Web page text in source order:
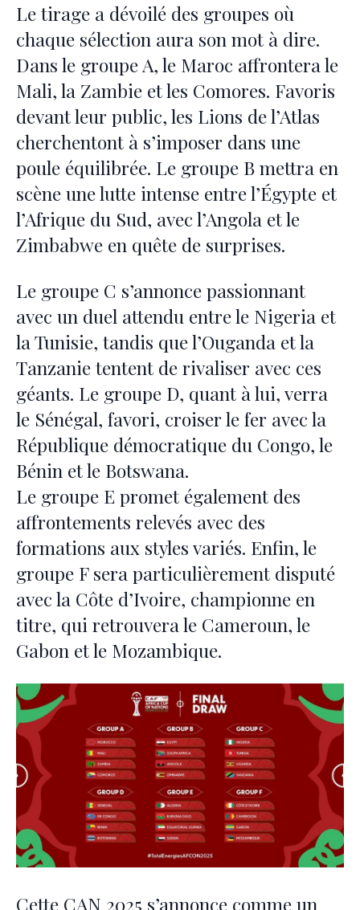
Le tirage a dévoilé des groupes où
chaque sélection aura son mot à dire.
Dans le groupe A, le Maroc affrontera le
Mali, la Zambie et les Comores. Favoris
devant leur public, les Lions de l’Atlas
cherchentont à s’imposer dans une
poule équilibrée. Le groupe B mettra en
scène une lutte intense entre l’Égypte et
l’Afrique du Sud, avec l’Angola et le
Zimbabwe en quête de surprises.
Le groupe C s’annonce passionnant
avec un duel attendu entre le Nigeria et
la Tunisie, tandis que l’Ouganda et la
Tanzanie tentent de rivaliser avec ces
géants. Le groupe D, quant à lui, verra
le Sénégal, favori, croiser le fer avec la
République démocratique du Congo, le
Bénin et le Botswana.
Le groupe E promet également des
affrontements relevés avec des
formations aux styles variés. Enfin, le
groupe F sera particulièrement disputé
avec la Côte d’Ivoire, championne en
titre, qui retrouvera le Cameroun, le
Gabon et le Mozambique.
Cette CAN 2025 s’annonce comme un